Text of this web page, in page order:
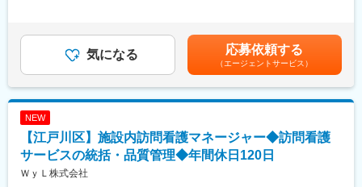
ままでの介護施設だけでなく病院など幅広い範囲でサービスを提
供できるようになり今後も伸長していくことが想定されていま
変更の範囲：会社の定める業務
・事業計画の立案／立案支援と進捗管理（財務・KPI数値の管理設
計と管理を含む）
・新規事業開発／サービス開発およびその立ち上げ・運営
・取締役会や経営会議等の重要経営会議体の運営、その他、経営
企画関連の業務・事業責任者の支援全般
※グループ会社への出向・兼務を命じられる場合もあり
のため、残業手当の支給はありません。賃金はあくまでも目安の
金額であり、選考を通じて上下する可能性があります。月給(月額)
は固定手当を含めた表記です。
気になる 応募依頼する
（エージェントサービス）
NEW
【江戸川区】施設内訪問看護マネージャー◆訪問看護
サービスの統括・品質管理◆年間休日120日
ＷｙＬ株式会社